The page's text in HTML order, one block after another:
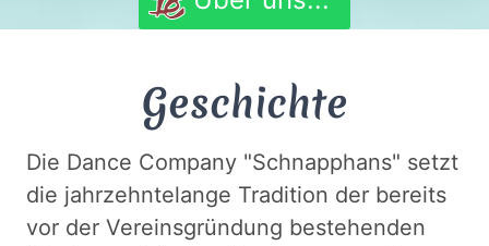
Geschichte
Die Dance Company "Schnapphans" setzt
die jahrzehntelange Tradition der bereits
vor der Vereinsgründung bestehenden